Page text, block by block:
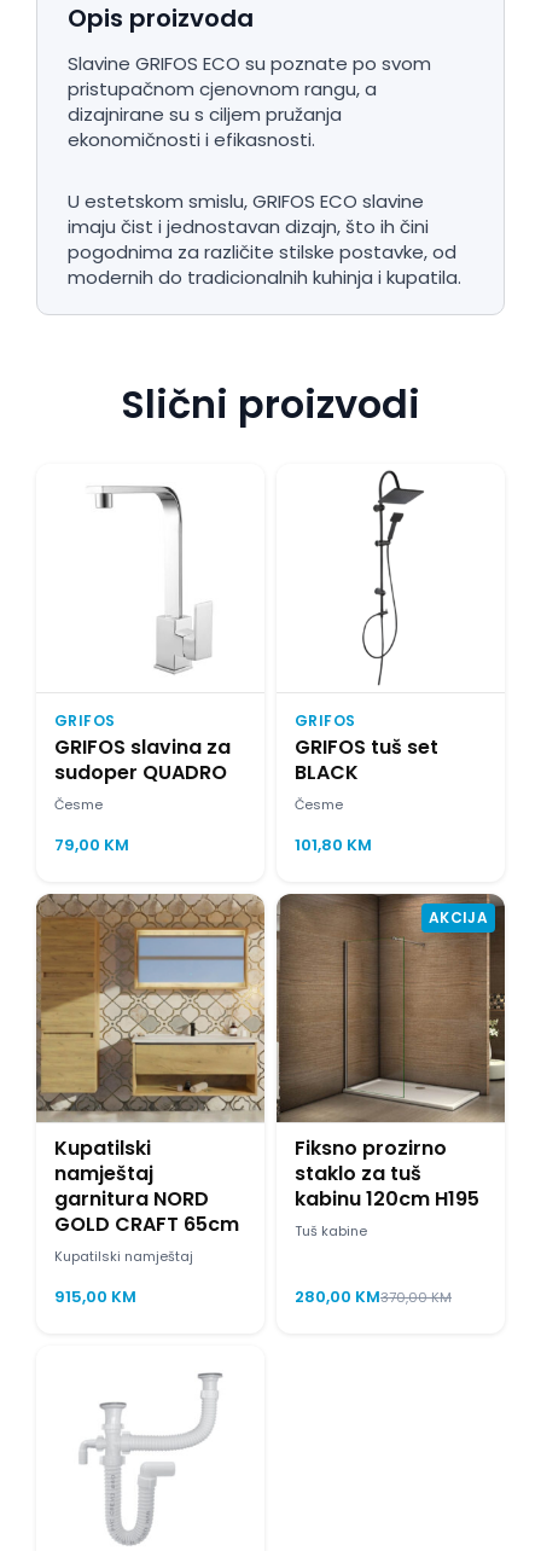
Opis proizvoda
Slavine GRIFOS ECO su poznate po svom
pristupačnom cjenovnom rangu, a
dizajnirane su s ciljem pružanja
ekonomičnosti i efikasnosti.
U estetskom smislu, GRIFOS ECO slavine
imaju čist i jednostavan dizajn, što ih čini
pogodnima za različite stilske postavke, od
modernih do tradicionalnih kuhinja i kupatila.
Slični proizvodi
GRIFOS
GRIFOS slavina za
sudoper QUADRO
Česme
79,00 KM
GRIFOS
GRIFOS tuš set
BLACK
Česme
101,80 KM
Kupatilski
namještaj
garnitura NORD
GOLD CRAFT 65cm
Kupatilski namještaj
915,00 KM
AKCIJA
Fiksno prozirno
staklo za tuš
kabinu 120cm H195
Tuš kabine
280,00 KM370,00KM